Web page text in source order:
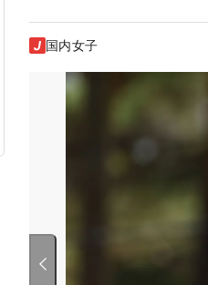
国内女子